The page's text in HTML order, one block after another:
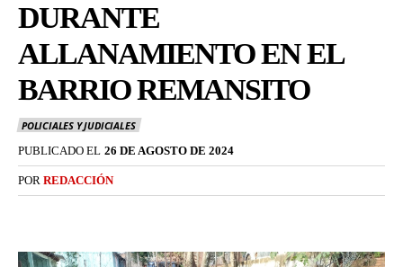
DURANTE
ALLANAMIENTO EN EL
BARRIO REMANSITO
POLICIALES Y JUDICIALES
PUBLICADO EL 26 DE AGOSTO DE 2024
POR REDACCIÓN